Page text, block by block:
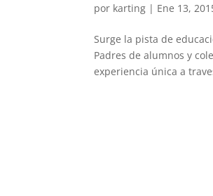
por karting | Ene 13,
Surge la pista de
Padres de alumnos y
experiencia única a